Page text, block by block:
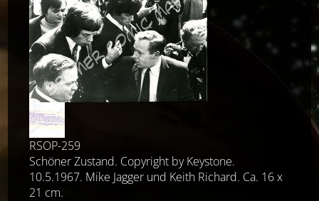
RSOP-259
Schöner Zustand. Copyright by Keystone.
10.5.1967. Mike Jagger und Keith Richard. Ca. 16 x
21 cm.